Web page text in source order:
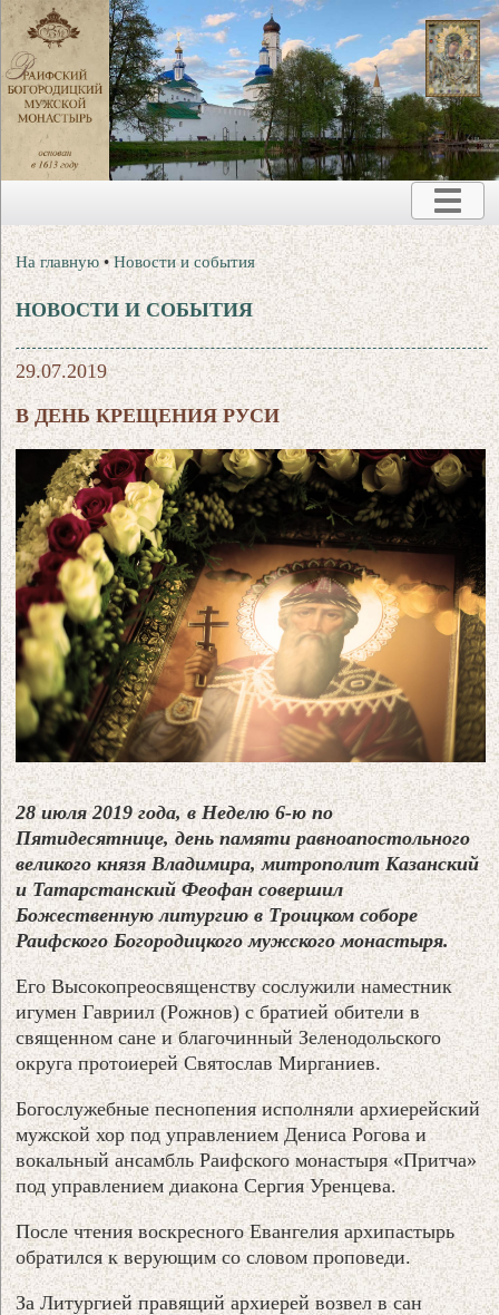
На главную •Новости и события
НОВОСТИ И СОБЫТИЯ
29.07.2019
В ДЕНЬ КРЕЩЕНИЯ РУСИ
28 июля 2019 года, в Неделю 6-ю по
Пятидесятнице, день памяти равноапостольного
великого князя Владимира, митрополит Казанский
и Татарстанский Феофан совершил
Божественную литургию в Троицком соборе
Раифского Богородицкого мужского монастыря.
Его Высокопреосвященству сослужили наместник
игумен Гавриил (Рожнов) с братией обители в
священном сане и благочинный Зеленодольского
округа протоиерей Святослав Мирганиев.
Богослужебные песнопения исполняли архиерейский
мужской хор под управлением Дениса Рогова и
вокальный ансамбль Раифского монастыря «Притча»
под управлением диакона Сергия Уренцева.
После чтения воскресного Евангелия архипастырь
обратился к верующим со словом проповеди.
За Литургией правящий архиерей возвел в сан